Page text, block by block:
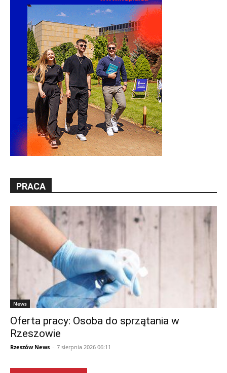
PRACA
News
Oferta pracy: Osoba do sprzątania w
Rzeszowie
Rzeszów News - 7 sierpnia 2026 06:11